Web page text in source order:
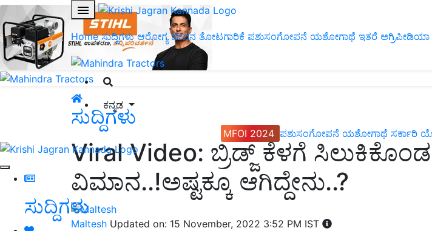
Home ಸುದ್ದಿಗಳು ಆರೋಗ್ಯ ಜೀವನ ತೋಟಗಾರಿಕೆ ಪಶುಸಂಗೋಪನೆ ಯಶೋಗಾಥೆ ಇತರೆ ಅಗ್ರಿಪೀಡಿಯಾ
ಕನ್ನಡ
MFOI 2024 ಪಶುಸಂಗೋಪನೆ ಯಶೋಗಾಥೆ ಸರ್ಕಾರಿ
ಸುದ್ದಿಗಳು
ಸುದ್ದಿಗಳು
Viral Video: ಬ್ರಿಡ್ಜ್‌ ಕೆಳಗೆ ಸಿಲುಕಿಕೊಂಡ
ವಿಮಾನ..!ಅಷ್ಟಕ್ಕೂ ಆಗಿದ್ದೇನು..?
Maltesh Updated on: 15 November, 2022 3:52 PM IST